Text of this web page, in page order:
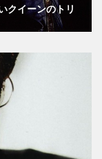
クイーンのトリ